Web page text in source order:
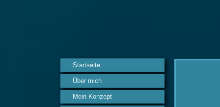
Startseite
Über mich
Mein Konzept